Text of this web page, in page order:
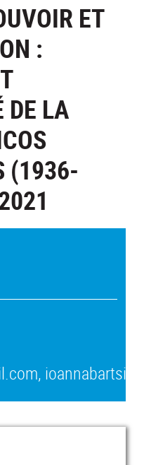
ET
:
LA
(1936-